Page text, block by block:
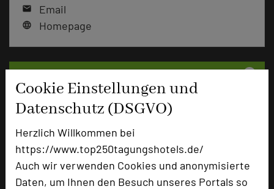
Cookie Einstellungen und
Datenschutz (DSGVO)
Herzlich Willkommen bei
https://www.top250tagungshotels.de/
Auch wir verwenden Cookies und anonymisierte
Daten, um Ihnen den Besuch unseres Portals so
mail Email
language Homepage
zur Tagungsanfrage hinzufügen add_circle
Bewertung
Tagungsplaner